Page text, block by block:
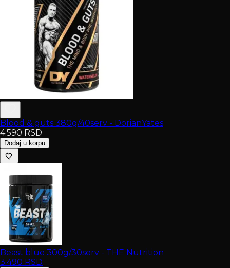
Blood & guts 380g/40serv - DorianYates
4.590 RSD
Dodaj u korpu
Beast blue 300g/30serv - THE Nutrition
3.490 RSD